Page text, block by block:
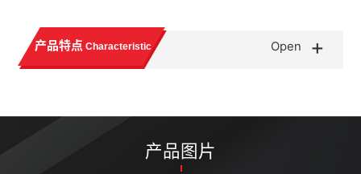
产品特点 Characteristic Open +
产品图片